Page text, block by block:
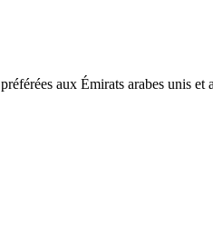
aux Émirats arabes unis et